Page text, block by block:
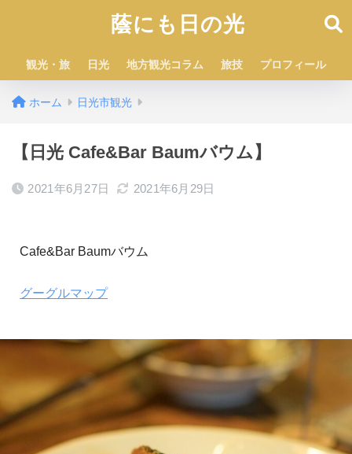
蔭にも日の光
観光・旅 日光 地方観光コラム 旅技 プロフィール
ホーム 日光市観光
【日光 Cafe&Bar Baumバウム】
2021年6月27日 2021年6月29日
Cafe&Bar Baumバウム
グーグルマップ